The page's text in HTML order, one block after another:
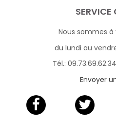
SERVICE
Nous sommes
du lundi au
Tél.:
Envoyer